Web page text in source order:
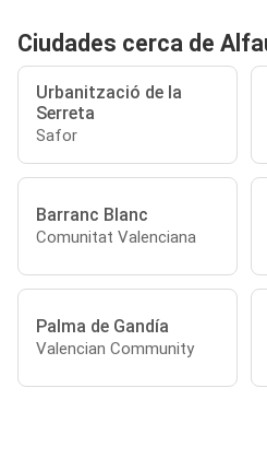
Ciudades cerca de
Urbanització de la
Serreta
Safor
Barranc Blanc
Comunitat Valenciana
Palma de Gandía
Valencian Community